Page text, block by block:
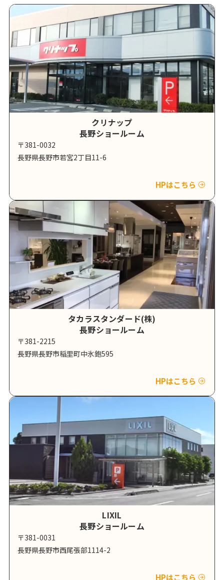
クリナップ
長野ショールーム
〒381-0032
長野県長野市若宮2丁目11-6
HPはこちら
タカラスタンダード(株)
長野ショールーム
〒381-2215
長野県長野市稲里町中氷鉋595
HPはこちら
LIXIL
長野ショールーム
〒381-0031
長野県長野市西尾張部1114-2
HPはこちら